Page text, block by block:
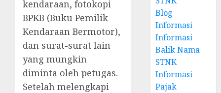
kendaraan, fotokopi
BPKB (Buku Pemilik
Kendaraan Bermotor),
dan surat-surat lain
yang mungkin
diminta oleh petugas.
Setelah melengkapi
Blog
Informasi
Informasi
Balik Nama
STNK
Informasi
Pajak